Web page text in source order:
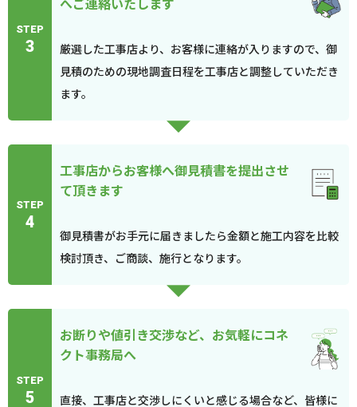
STEP
3
厳選した工事店より、お客様に連絡が入りますので、御
見積のための現地調査日程を工事店と調整していただき
ます。
STEP
4
工事店からお客様へ御見積書を提出させ
て頂きます
御見積書がお手元に届きましたら金額と施工内容を比較
検討頂き、ご商談、施行となります。
STEP
5
お断りや値引き交渉など、お気軽にコネ
クト事務局へ
直接、工事店と交渉しにくいと感じる場合など、皆様に